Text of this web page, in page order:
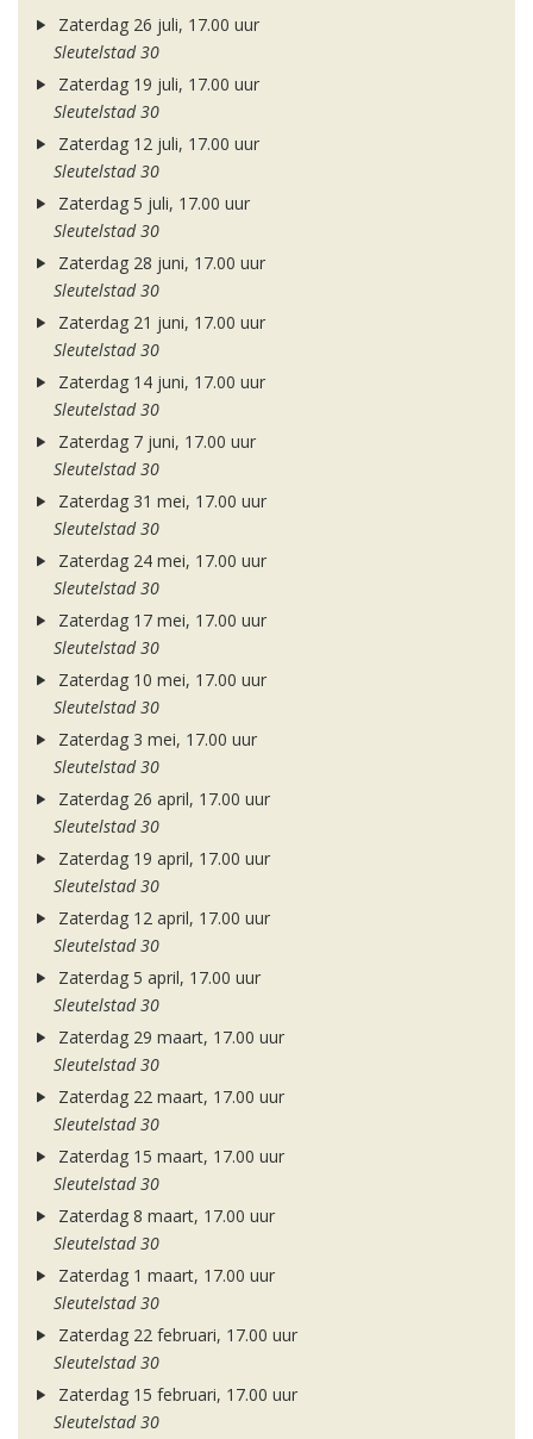
Zaterdag 26 juli, 17.00 uur
Sleutelstad 30
Zaterdag 19 juli, 17.00 uur
Sleutelstad 30
Zaterdag 12 juli, 17.00 uur
Sleutelstad 30
Zaterdag 5 juli, 17.00 uur
Sleutelstad 30
Zaterdag 28 juni, 17.00 uur
Sleutelstad 30
Zaterdag 21 juni, 17.00 uur
Sleutelstad 30
Zaterdag 14 juni, 17.00 uur
Sleutelstad 30
Zaterdag 7 juni, 17.00 uur
Sleutelstad 30
Zaterdag 31 mei, 17.00 uur
Sleutelstad 30
Zaterdag 24 mei, 17.00 uur
Sleutelstad 30
Zaterdag 17 mei, 17.00 uur
Sleutelstad 30
Zaterdag 10 mei, 17.00 uur
Sleutelstad 30
Zaterdag 3 mei, 17.00 uur
Sleutelstad 30
Zaterdag 26 april, 17.00 uur
Sleutelstad 30
Zaterdag 19 april, 17.00 uur
Sleutelstad 30
Zaterdag 12 april, 17.00 uur
Sleutelstad 30
Zaterdag 5 april, 17.00 uur
Sleutelstad 30
Zaterdag 29 maart, 17.00 uur
Sleutelstad 30
Zaterdag 22 maart, 17.00 uur
Sleutelstad 30
Zaterdag 15 maart, 17.00 uur
Sleutelstad 30
Zaterdag 8 maart, 17.00 uur
Sleutelstad 30
Zaterdag 1 maart, 17.00 uur
Sleutelstad 30
Zaterdag 22 februari, 17.00 uur
Sleutelstad 30
Zaterdag 15 februari, 17.00 uur
Sleutelstad 30